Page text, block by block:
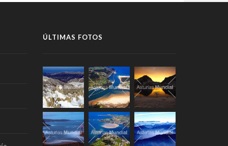
ÚLTIMAS FOTOS